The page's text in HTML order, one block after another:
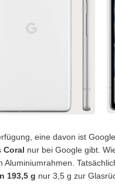
eine davon ist
Coral nur bei Google gibt.
Aluminiumrahmen.
193,5 g nur 3,5 g zur